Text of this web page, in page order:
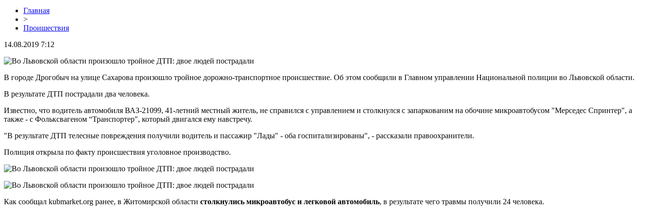
Главная
>
Проишествия
14.08.2019 7:12
В городе Дрогобыч на улице Сахарова произошло тройное дорожно-транспортное происшествие. Об этом сообщили в Главном управлении Национальной полиции во Львовской области.
В результате ДТП пострадали два человека.
Известно, что водитель автомобиля ВАЗ-21099, 41-летний местный житель, не справился с управлением и столкнулся с запаркованим на обочине микроавтобусом "Мерседес Спринтер", а
также - с Фольксвагеном “Транспортер", который двигался ему навстречу.
"В результате ДТП телесные повреждения получили водитель и пассажир "Лады" - оба госпитализированы", - рассказали правоохранители.
Полиция открыла по факту происшествия уголовное производство.
Как сообщал kubmarket.org ранее, в Житомирской области столкнулись микроавтобус и легковой автомобиль, в результате чего травмы получили 24 человека.